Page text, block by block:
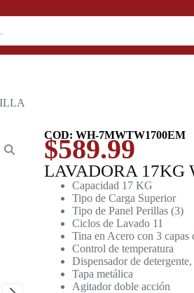
COD: WH-7MWTW1700EM
$589.99
LAVADORA 17KG
Capacidad 17 KG
Tipo de Carga Superior
Tipo de Panel Perillas (3)
Ciclos de Lavado 11
Tina en Acero con 3 capas
Control de temperatura
Dispensador de
Tapa metálica
Agitador doble acción